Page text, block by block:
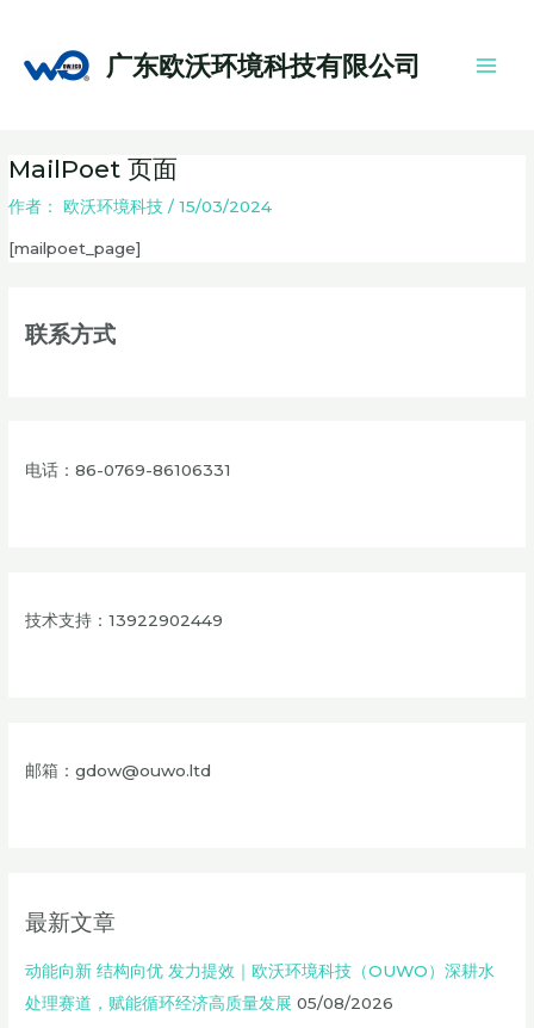
广东欧沃环境科技有限公司
MailPoet 页面
作者： 欧沃环境科技/15/03/2024
[mailpoet_page]
联系方式
电话：86-0769-86106331
技术支持：13922902449
邮箱：gdow@ouwo.ltd
最新文章
动能向新 结构向优 发力提效｜欧沃环境科技（OUWO）深耕水
处理赛道，赋能循环经济高质量发展 05/08/2026